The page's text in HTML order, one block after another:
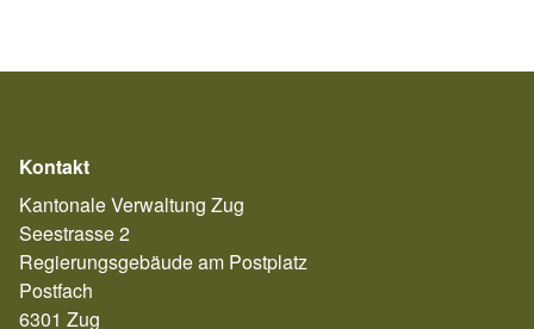
Kontakt
Kantonale Verwaltung Zug
Seestrasse 2
Regierungsgebäude am Postplatz
Postfach
6301 Zug